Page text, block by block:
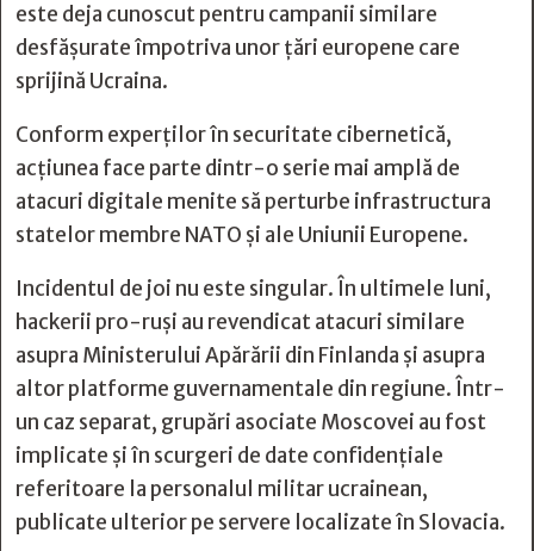
este deja cunoscut pentru campanii similare
desfășurate împotriva unor țări europene care
sprijină Ucraina.
Conform experților în securitate cibernetică,
acțiunea face parte dintr-o serie mai amplă de
atacuri digitale menite să perturbe infrastructura
statelor membre NATO și ale Uniunii Europene.
Incidentul de joi nu este singular. În ultimele luni,
hackerii pro-ruși au revendicat atacuri similare
asupra Ministerului Apărării din Finlanda și asupra
altor platforme guvernamentale din regiune. Într-
un caz separat, grupări asociate Moscovei au fost
implicate și în scurgeri de date confidențiale
referitoare la personalul militar ucrainean,
publicate ulterior pe servere localizate în Slovacia.